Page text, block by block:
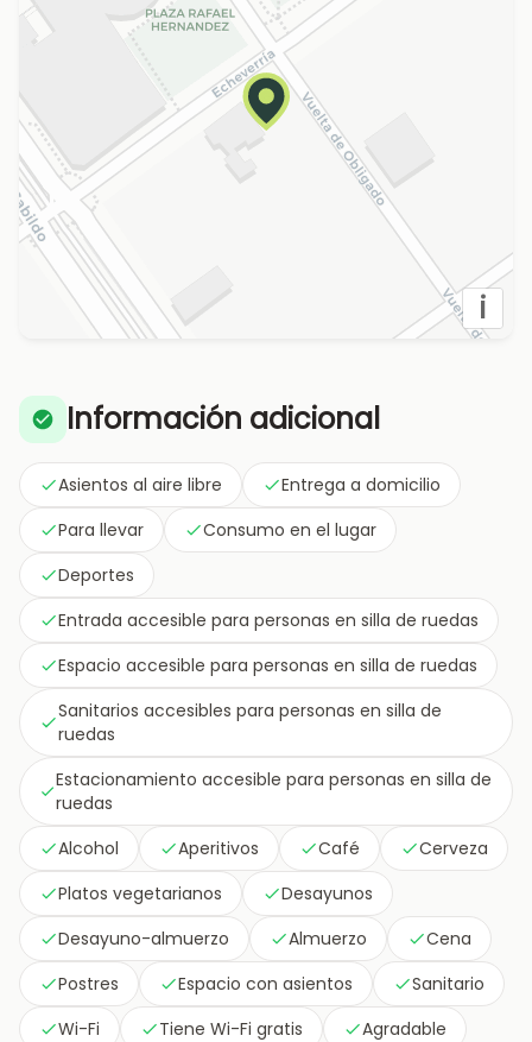
i
Información adicional
Asientos al aire libre
Entrega a domicilio
Para llevar
Consumo en el lugar
Deportes
Entrada accesible para personas en silla de ruedas
Espacio accesible para personas en silla de ruedas
Sanitarios accesibles para personas en silla de
ruedas
Estacionamiento accesible para personas en silla de
ruedas
Alcohol
Aperitivos Café
Cerveza
Platos vegetarianos
Desayunos
Desayuno-almuerzo
Almuerzo
Cena
Postres
Espacio con asientos
Sanitario
Wi-Fi
Tiene Wi-Fi gratis
Agradable